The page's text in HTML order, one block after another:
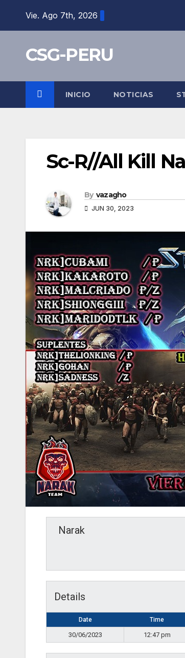
Vie. Ago 7th, 2026
CSG-PERU
INICIO NOTICIAS
Sc-R//All Kill
By vazagho
JUN 30, 2023
Narak
Details
Date Time
30/06/2023 12:47 pm